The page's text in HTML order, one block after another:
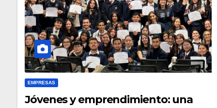
EMPRESAS
Jóvenes y emprendimiento: una